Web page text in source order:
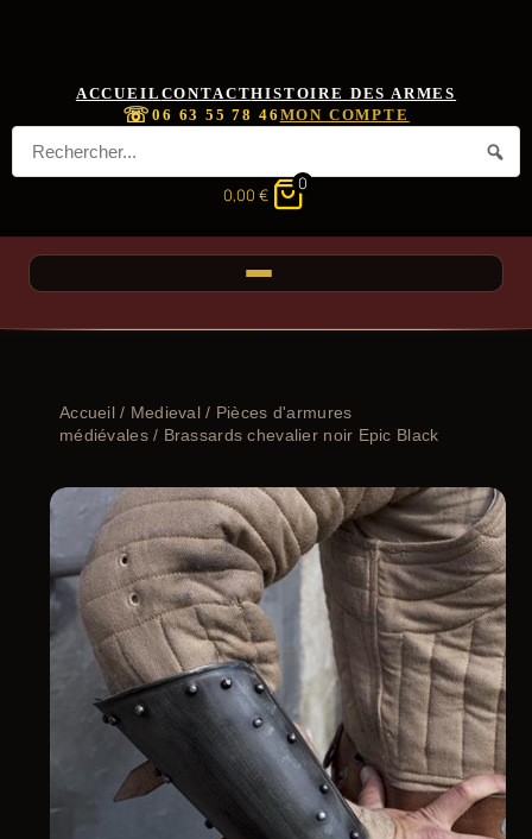
ACCUEIL CONTACTHISTOIRE DES ARMES
☏06 63 55 78 46 MON COMPTE
0,00 €
0
Accueil/ Medieval / Pièces d'armures
médiévales/ Brassards chevalier noir Epic Black